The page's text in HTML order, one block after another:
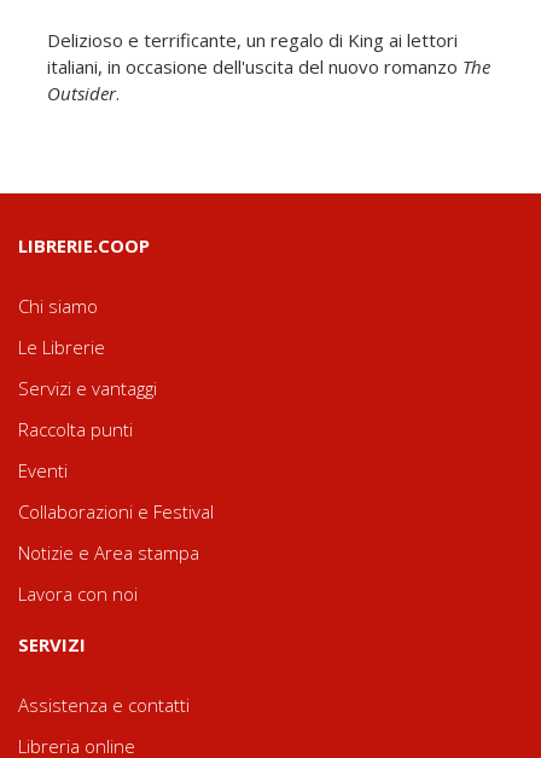
Delizioso e terrificante, un regalo di King ai lettori
italiani, in occasione dell'uscita del nuovo romanzo The
Outsider.
LIBRERIE.COOP
Chi siamo
Le Librerie
Servizi e vantaggi
Raccolta punti
Eventi
Collaborazioni e Festival
Notizie e Area stampa
Lavora con noi
SERVIZI
Assistenza e contatti
Libreria online